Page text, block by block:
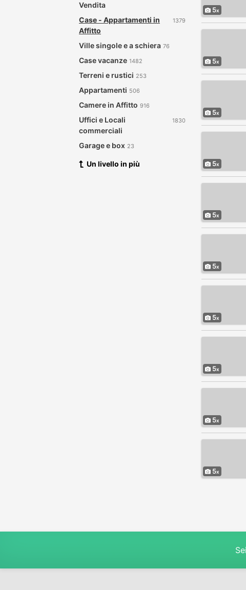
Vendita
Case - Appartamenti in
Affitto
1379
Ville singole e a schiera 76
Case vacanze 1482
Terreni e rustici 253
Appartamenti 506
Camere in Affitto 916
Uffici e Locali
commerciali
1830
Garage e box 23
Un livello in più
5
5
5
5
5
5
5
5
5
5